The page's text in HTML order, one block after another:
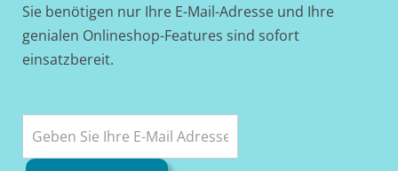
Sie benötigen nur Ihre E-Mail-Adresse und Ihre
genialen Onlineshop-Features sind sofort
einsatzbereit.